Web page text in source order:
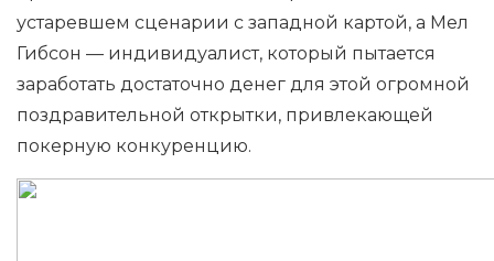
устаревшем сценарии с западной картой, а Мел
Гибсон — индивидуалист, который пытается
заработать достаточно денег для этой огромной
поздравительной открытки, привлекающей
покерную конкуренцию.